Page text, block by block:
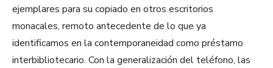
ejemplares para su copiado en otros escritorios
monacales, remoto antecedente de lo que ya
identificamos en la contemporaneidad como préstamo
interbibliotecario. Con la generalización del teléfono, las